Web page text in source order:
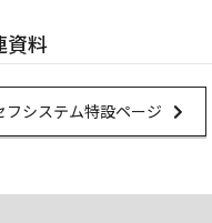
資料
フシステム特設ページ Url Link